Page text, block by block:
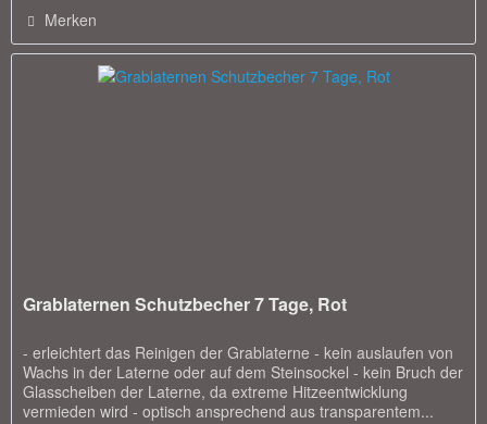
Merken
Grablaternen Schutzbecher 7 Tage, Rot
- erleichtert das Reinigen der Grablaterne - kein auslaufen von
Wachs in der Laterne oder auf dem Steinsockel - kein Bruch der
Glasscheiben der Laterne, da extreme Hitzeentwicklung
vermieden wird - optisch ansprechend aus transparentem...